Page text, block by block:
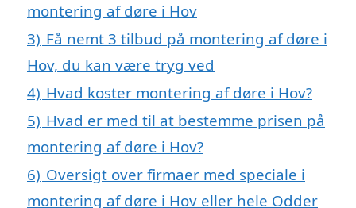
montering af døre i Hov
3) Få nemt 3 tilbud på montering af døre i
Hov, du kan være tryg ved
4) Hvad koster montering af døre i Hov?
5) Hvad er med til at bestemme prisen på
montering af døre i Hov?
6) Oversigt over firmaer med speciale i
montering af døre i Hov eller hele Odder